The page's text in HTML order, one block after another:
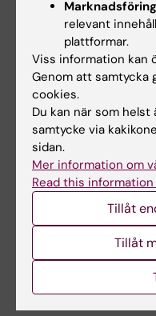
Telefon:
+46852488059
E-post:
paivi.vejby@ki.se
Glenn
Telefon:
+46852488233
E-post:
relevant
plattformar.
Viss information kan
Genom att samtycka
cookies.
Du kan när som
samtycke via
sidan.
Mer information om
Read this information
Tillåt
Tillåt